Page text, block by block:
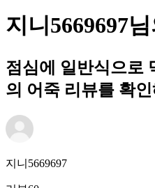
지니5669697
점심에 일반식으로
의 어죽 리뷰를 확
지니5669697